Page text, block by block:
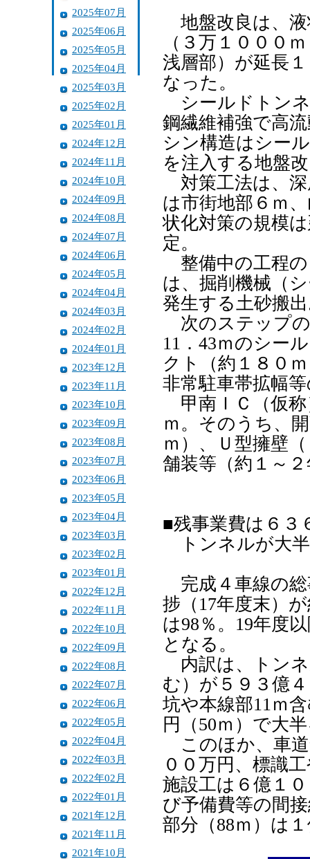
2025年07月
2025年06月
2025年05月
2025年04月
2025年03月
2025年02月
2025年01月
2024年12月
2024年11月
2024年10月
2024年09月
2024年08月
2024年07月
2024年06月
2024年05月
2024年04月
2024年03月
2024年02月
2024年01月
2023年12月
2023年11月
2023年10月
2023年09月
2023年08月
2023年07月
2023年06月
2023年05月
2023年04月
2023年03月
2023年02月
2023年01月
2022年12月
2022年11月
2022年10月
2022年09月
2022年08月
2022年07月
2022年06月
2022年05月
2022年04月
2022年03月
2022年02月
2022年01月
2021年12月
2021年11月
2021年10月
地盤改良は、液
（３万１０００
浅層部）が延長
なった。
シールドトン
鋼繊維補強で高
シン構造はシー
を注入する地盤
対策工法は、深
は市街地部６ｍ
状化対策の規模
定。
整備中の工程の
は、掘削機械（
発生する土砂搬
次のステップ
11．43ｍのシー
クト（約１８０
非常駐車帯拡幅
甲南ＩＣ（仮称
ｍ。そのうち、
ｍ）、Ｕ型擁壁
舗装等（約１～
■残事業費は６
トンネルが大
完成４車線の総
捗（17年度末）
は98％。19年度
となる。
内訳は、トンネ
む）が５９３億
坑や本線部11ｍ
円（50ｍ）で大
このほか、車道
００万円、標識
施設工は６億１
び予備費等の間
部分（88ｍ）は